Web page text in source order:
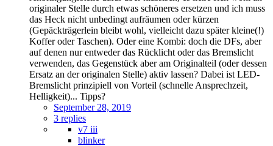
originaler Stelle durch etwas schöneres ersetzen und ich muss
das Heck nicht unbedingt aufräumen oder kürzen
(Gepäckträgerlein bleibt wohl, vielleicht dazu später kleine(!)
Koffer oder Taschen). Oder eine Kombi: doch die DFs, aber
auf denen nur entweder das Rücklicht oder das Bremslicht
verwenden, das Gegenstück aber am Originalteil (oder dessen
Ersatz an der originalen Stelle) aktiv lassen? Dabei ist LED-
Bremslicht prinzipiell von Vorteil (schnelle Ansprechzeit,
Helligkeit)... Tipps?
September 28, 2019
3 replies
v7 iii
blinker